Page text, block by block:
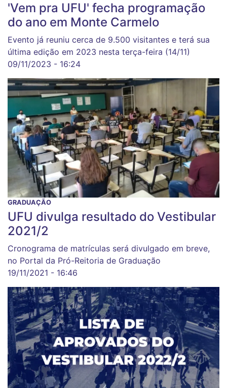
'Vem pra UFU' fecha programação
do ano em Monte Carmelo
Evento já reuniu cerca de 9.500 visitantes e terá sua
última edição em 2023 nesta terça-feira (14/11)
09/11/2023 - 16:24
GRADUAÇÃO
UFU divulga resultado do Vestibular
2021/2
Cronograma de matrículas será divulgado em breve,
no Portal da Pró-Reitoria de Graduação
19/11/2021 - 16:46